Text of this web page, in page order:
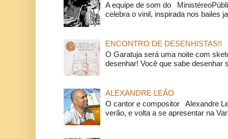
A equipe de som do
celebra o vinil, inspirada nos bailes
ENCONTRO DE DESENHISTAS!!
O Garatuja será uma noite com
desenhar! Você que sabe desenhar
ALEXANDRE LEÃO
O cantor e compositor Alexandre
verão, e volta a se apresentar na